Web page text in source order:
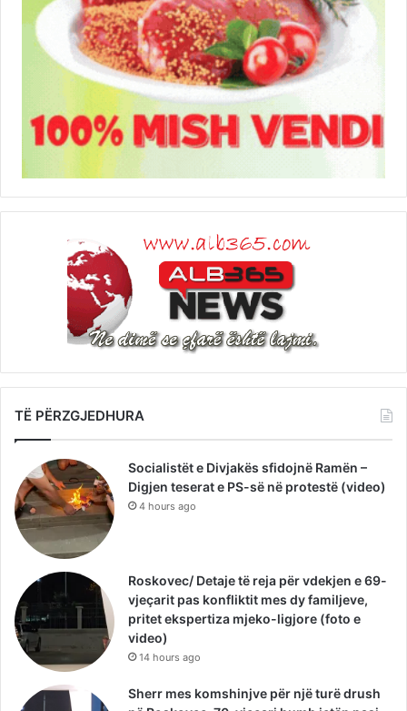
TË PËRZGJEDHURA
Socialistët e Divjakës sfidojnë Ramën –
Digjen teserat e PS-së në protestë (video)
4 hours ago
Roskovec/ Detaje të reja për vdekjen e 69-
vjeçarit pas konfliktit mes dy familjeve,
pritet ekspertiza mjeko-ligjore (foto e
video)
14 hours ago
Sherr mes komshinjve për një turë drush